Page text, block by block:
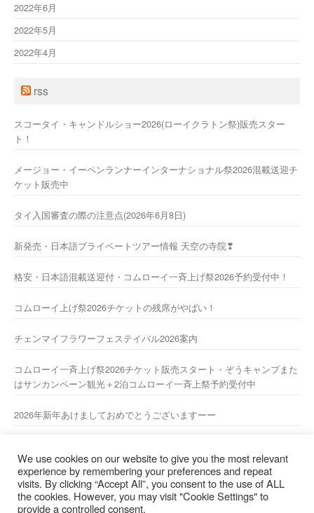
2022年6月
2022年5月
2022年4月
rss
スコータイ・キャンドルショー2026(ローイクラトン祭)販売スター
ト！
メージョー・イーペンランナーインターナショナル祭2026混載送迎チ
ケット販売中
タイ入国審査の際の注意点(2026年6月8日)
新発売・日本語プライベートツアー情報 天空の寺院❣
格安・日本語混載送迎付・コムローイ一斉上げ祭2026予約受付中！
コムローイ上げ祭2026チケットの残席がやばい！
チェンマイフラワーフェステイバル2026案内
コムローイ一斉上げ祭2026チケット販売スタート・ぞうキャンプまた
はサンカンペーン観光＋2泊コムローイ一斉上祭予約受付中
2026年新年あけましておめでとうございますーー
日本人スタッフ直通携帯電話 : 081-9802844【担当： 山
We use cookies on our website to give you the most relevant
experience by remembering your preferences and repeat
visits. By clicking “Accept All”, you consent to the use of ALL
the cookies. However, you may visit "Cookie Settings" to
provide a controlled consent.